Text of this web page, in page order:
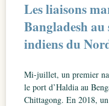
Les liaisons
Bangladesh
indiens du
Mi-juillet, un premier
le port d’Haldia au
Chittagong. En 2018,